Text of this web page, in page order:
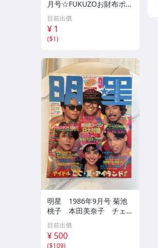
月号☆FUKUZOお財布ポシ
ェット（発送3日以内・同
梱不可）
目前出價
¥ 1
($1)
明星 1986年9月号 菊池
桃子 本田美奈子 チェッ
カーズ 中山美穂 とんね
るず 小泉今日子 おニャ
ン子クラブ 聖飢魔II
目前出價
¥ 500
($109)